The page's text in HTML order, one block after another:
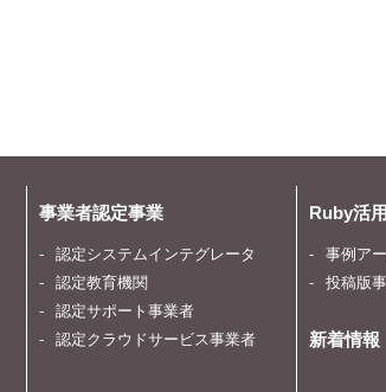
事業者認定事業
認定システムインテグレータ
認定教育機関
認定サポート事業者
認定クラウドサービス事業者
Ruby活
事例ア
投稿版
新着情報